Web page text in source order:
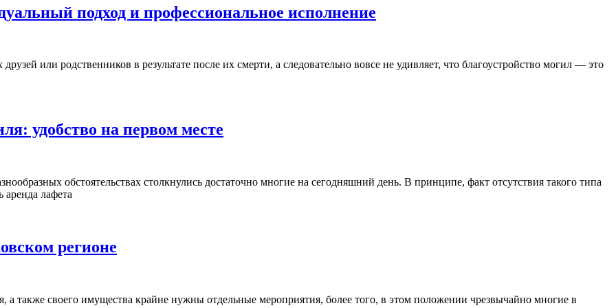
подход и профессиональное исполнение
или родственников в результате после их смерти, а следовательно вовсе не удивляет, что благоустройство могил — это
удобство на первом месте
обстоятельствах столкнулись достаточно многие на сегодняшний день. В принципе, факт отсутствия такого типа
лафета
регионе
также своего имущества крайне нужны отдельные мероприятия, более того, в этом положении чрезвычайно многие в